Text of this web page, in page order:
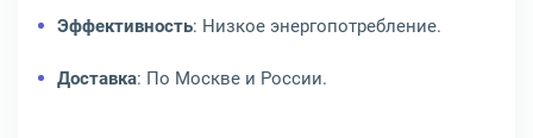
Эффективность: Низкое энергопотребление.
Доставка: По Москве и России.